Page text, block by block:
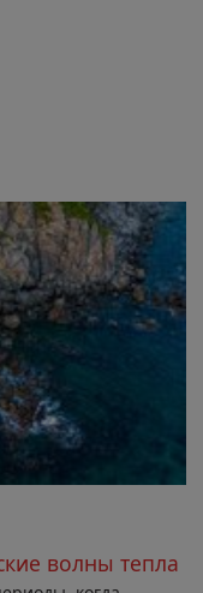
волны тепла